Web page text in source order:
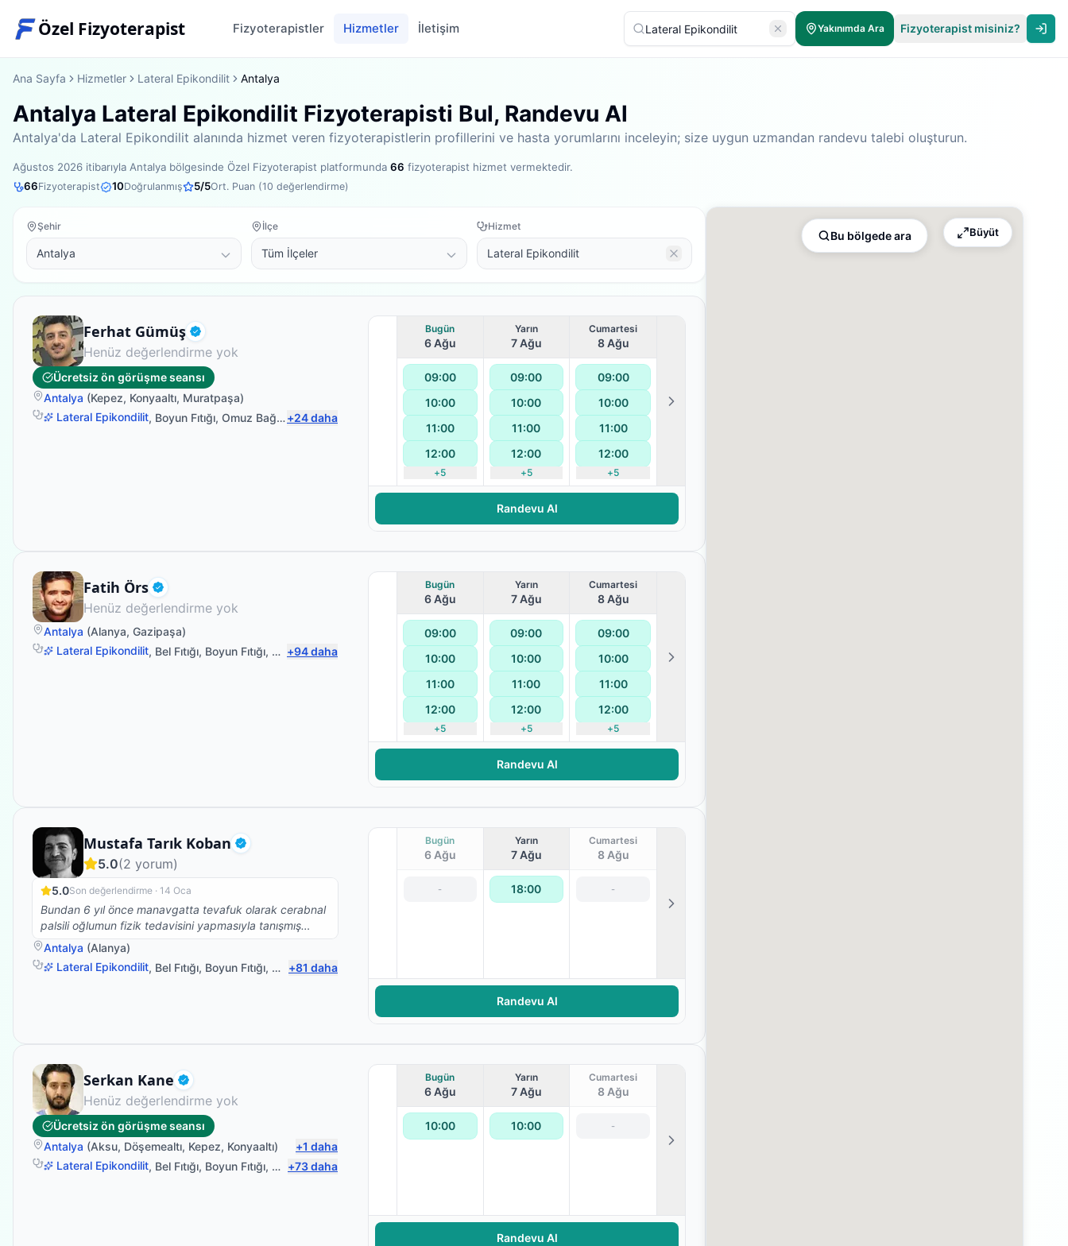
Özel Fizyoterapist Fizyoterapistler Hizmetler İletişim Yakınımda Ara Fizyoterapist misiniz?
Ana Sayfa Hizmetler Lateral Epikondilit Antalya
Antalya Lateral Epikondilit Fizyoterapisti Bul, Randevu Al
Antalya'da Lateral Epikondilit alanında hizmet veren fizyoterapistlerin profillerini ve hasta yorumlarını inceleyin; size uygun uzmandan randevu talebi oluşturun.
Ağustos 2026 itibarıyla Antalya bölgesinde Özel Fizyoterapist platformunda 66 fizyoterapist hizmet vermektedir.
66Fizyoterapist 10Doğrulanmış 5/5Ort. Puan (10 değerlendirme)
Şehir İlçe Hizmet
Lateral Epikondilit
Ferhat Gümüş Doğrulanmış
Fizyoterapist
Henüz değerlendirme yok
Ücretsiz ön görüşme seansı
Antalya (Kepez, Konyaaltı, Muratpaşa)
Lateral Epikondilit, Boyun Fıtığı, Omuz Bağ Yaralanması +24daha
Bugün
6 Ağu
09:00
10:00
11:00
12:00
+5
Yarın
7 Ağu
09:00
10:00
11:00
12:00
+5
Cumartesi
8 Ağu
09:00
10:00
11:00
12:00
+5
Randevu Al
Fatih Örs Doğrulanmış
Fizyoterapist
Henüz değerlendirme yok
Antalya (Alanya, Gazipaşa)
Lateral Epikondilit, Bel Fıtığı, Boyun Fıtığı, Omuz Bağ Yaralanması
+94daha
Bugün
6 Ağu
09:00
10:00
11:00
12:00
+5
Yarın
7 Ağu
09:00
10:00
11:00
12:00
+5
Cumartesi
8 Ağu
09:00
10:00
11:00
12:00
+5
Randevu Al
Mustafa Tarık Koban Doğrulanmış
Fizyoterapist
5.0(2 yorum)
5.0Son değerlendirme · 14 Oca
Bundan 6 yıl önce manavgatta tevafuk olarak cerabnal
palsili oğlumun fizik tedavisini yapmasıyla tanışmış
olduğumuz Tarık hocayla bugün Alanyada tedaviye
devam etmekteyiz.manavgattan alanyaya gelmeyi
göze aldığımız ve inşallah da devam edeceğimiz bu
Antalya (Alanya)
Lateral Epikondilit, Bel Fıtığı, Boyun Fıtığı, Omuz Bağ Yaralanması
+81 daha
Bugün
6 Ağu
-
Yarın
7 Ağu
18:00
Cumartesi
8 Ağu
-
Randevu Al
Serkan Kane Doğrulanmış
Fizyoterapist
Henüz değerlendirme yok
Ücretsiz ön görüşme seansı
Antalya (Aksu, Döşemealtı, Kepez, Konyaaltı) +1 daha
Lateral Epikondilit, Bel Fıtığı, Boyun Fıtığı, Omuz Bağ Yaralanması
+73daha
Bugün
6 Ağu
10:00
Yarın
7 Ağu
10:00
Cumartesi
8 Ağu
-
Randevu Al
Bu bölgede ara Büyüt